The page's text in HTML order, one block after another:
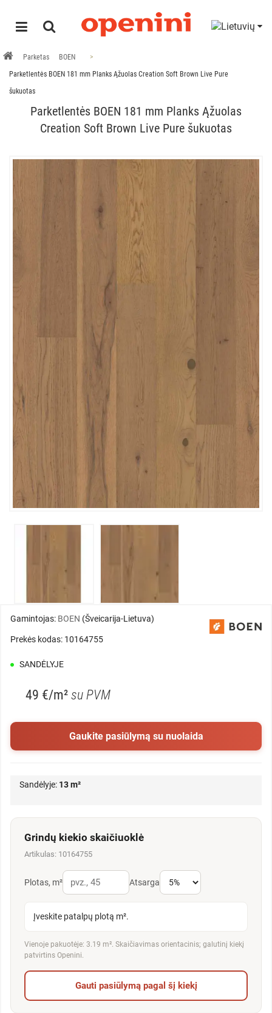
Parketas
BOEN
Parketlentės BOEN 181 mm Planks Ąžuolas Creation Soft Brown Live Pure
šukuotas
Parketlentės BOEN 181 mm Planks Ąžuolas
Creation Soft Brown Live Pure šukuotas
Gamintojas: BOEN (Šveicarija-Lietuva)
Prekės kodas: 10164755
SANDĖLYJE
49 €/m² su PVM
Gaukite pasiūlymą su nuolaida
Sandėlyje: 13 m²
Grindų kiekio skaičiuoklė
Artikulas: 10164755
Plotas, m² Atsarga
Įveskite patalpų plotą m².
Vienoje pakuotėje: 3.19 m². Skaičiavimas orientacinis; galutinį kiekį
patvirtins Openini.
Gauti pasiūlymą pagal šį kiekį